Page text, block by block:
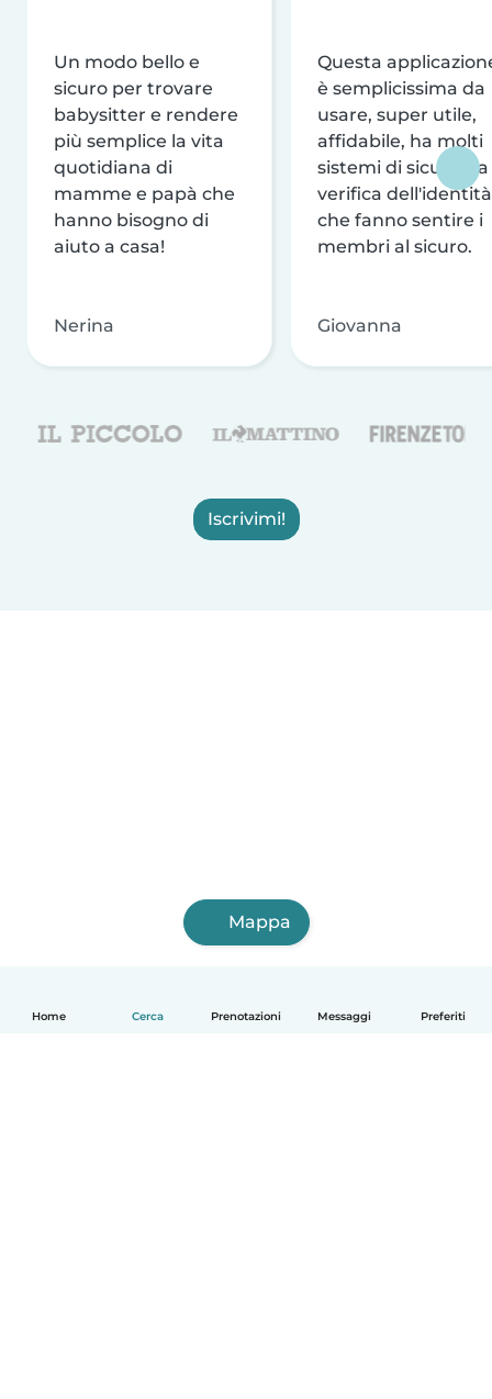
Home Cerca Prenotazioni Messaggi Preferiti
Un modo bello e
sicuro per trovare
babysitter e rendere
più semplice la vita
quotidiana di
mamme e papà che
hanno bisogno di
aiuto a casa!
Nerina
Questa
è semplicissima da
usare, super utile,
affidabile, ha molti
sistemi di sicurezza
verifica dell'identità
che fanno sentire i
membri al sicuro.
Giovanna
Iscrivimi!
Mappa